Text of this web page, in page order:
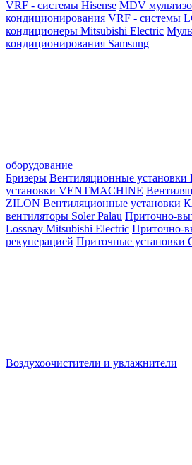
VRF - системы Hisense MDV
кондиционирования VRF - системы
кондиционеры Mitsubishi Electric
кондиционирования Samsung
оборудование
Бризеры Вентиляционные установки
установки VENTMACHINE
ZILON Вентиляционные
вентиляторы Soler Palau Приточно-
Lossnay Mitsubishi Electric Приточно-
рекуперацией Приточные установки
Воздухоочистители и увлажнители